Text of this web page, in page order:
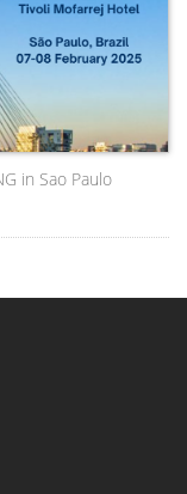
in Sao Paulo